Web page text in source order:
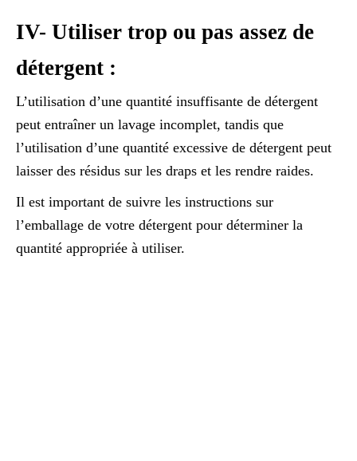
IV- Utiliser trop ou pas assez de
détergent :
L’utilisation d’une quantité insuffisante de détergent
peut entraîner un lavage incomplet, tandis que
l’utilisation d’une quantité excessive de détergent peut
laisser des résidus sur les draps et les rendre raides.
Il est important de suivre les instructions sur
l’emballage de votre détergent pour déterminer la
quantité appropriée à utiliser.